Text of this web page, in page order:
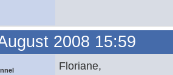
2008 15:59
Floriane,